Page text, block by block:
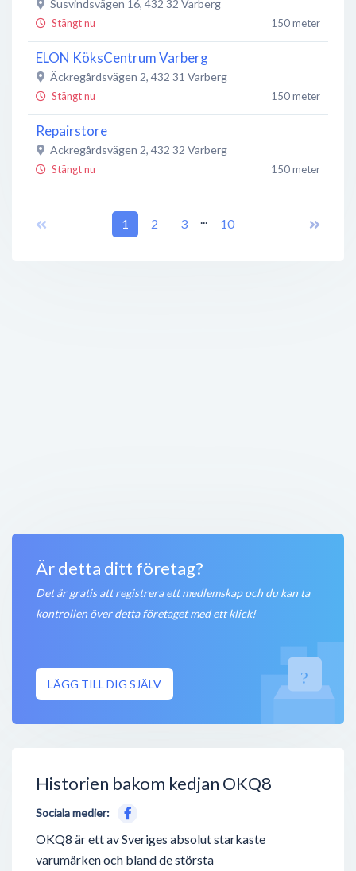
Är detta ditt företag?
Det är gratis att registrera ett medlemskap och du kan ta
kontrollen över detta företaget med ett klick!
LÄGG TILL DIG SJÄLV
Susvindsvägen 16, 432 32 Varberg
Stängt nu 150 meter
ELON KöksCentrum Varberg
Äckregårdsvägen 2, 432 31 Varberg
Stängt nu 150 meter
Repairstore
Äckregårdsvägen 2, 432 32 Varberg
Stängt nu 150 meter
Äckregårdsvägen 2 432 32 Varberg
Stängt nu 200 meter
1 2 3 ... 10
Historien bakom kedjan OKQ8
Sociala medier:
OKQ8 är ett av Sveriges absolut starkaste
varumärken och bland de största